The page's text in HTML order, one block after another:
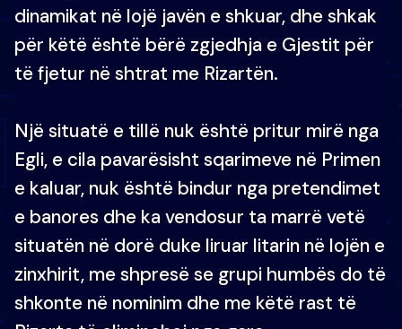
dinamikat në lojë javën e shkuar, dhe shkak
për këtë është bërë zgjedhja e Gjestit për
të fjetur në shtrat me Rizartën.
Një situatë e tillë nuk është pritur mirë nga
Egli, e cila pavarësisht sqarimeve në Primen
e kaluar, nuk është bindur nga pretendimet
e banores dhe ka vendosur ta marrë vetë
situatën në dorë duke liruar litarin në lojën e
zinxhirit, me shpresë se grupi humbës do të
shkonte në nominim dhe me këtë rast të